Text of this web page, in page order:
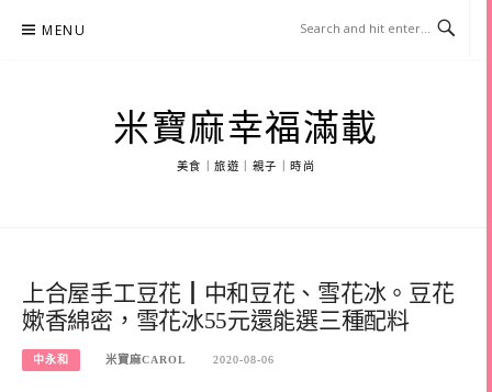
MENU
米寶麻幸福滿載
美食｜旅遊｜親子｜時尚
上合屋手工豆花┃中和豆花、雪花冰。豆花
嫰香綿密，雪花冰55元還能選三種配料
中永和 米寶麻CAROL 2020-08-06